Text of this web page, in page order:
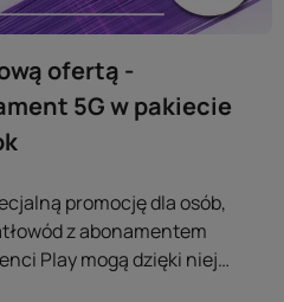
ofertą -
5G w pakiecie
promocję dla osób,
z abonamentem
Play mogą dzięki niej